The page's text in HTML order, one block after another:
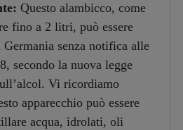
Questo alambicco, come
fino a 2 litri, può essere
senza notifica alle
secondo la nuova legge
Vi ricordiamo
apparecchio può essere
acqua, idrolati, oli